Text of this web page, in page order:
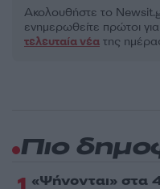
Ακολουθήστε το
ενημερωθείτε πρώτοι
τελευταία νέα της
Πιο
«Ψήνονται» στα